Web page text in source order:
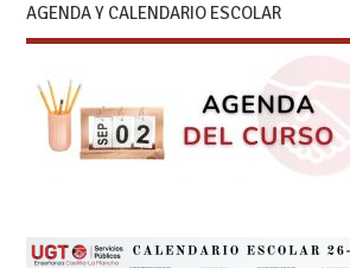
AGENDA Y CALENDARIO ESCOLAR